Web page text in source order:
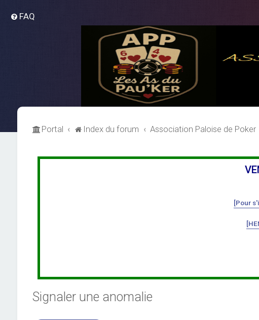
FAQ
Portal Index du forum Association Paloise de Poker
[Pour
Signaler une anomalie